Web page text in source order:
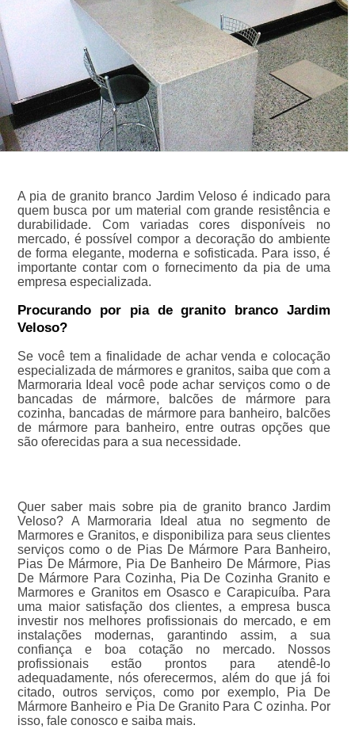
A pia de granito branco Jardim Veloso é indicado para
quem busca por um material com grande resistência e
durabilidade. Com variadas cores disponíveis no
mercado, é possível compor a decoração do ambiente
de forma elegante, moderna e sofisticada. Para isso, é
importante contar com o fornecimento da pia de uma
empresa especializada.
Procurando por pia de granito branco Jardim
Veloso?
Se você tem a finalidade de achar venda e colocação
especializada de mármores e granitos, saiba que com a
Marmoraria Ideal você pode achar serviços como o de
bancadas de mármore, balcões de mármore para
cozinha, bancadas de mármore para banheiro, balcões
de mármore para banheiro, entre outras opções que
são oferecidas para a sua necessidade.
Quer saber mais sobre pia de granito branco Jardim
Veloso? A Marmoraria Ideal atua no segmento de
Marmores e Granitos, e disponibiliza para seus clientes
serviços como o de Pias De Mármore Para Banheiro,
Pias De Mármore, Pia De Banheiro De Mármore, Pias
De Mármore Para Cozinha, Pia De Cozinha Granito e
Marmores e Granitos em Osasco e Carapicuíba. Para
uma maior satisfação dos clientes, a empresa busca
investir nos melhores profissionais do mercado, e em
instalações modernas, garantindo assim, a sua
confiança e boa cotação no mercado. Nossos
profissionais estão prontos para atendê-lo
adequadamente, nós oferecermos, além do que já foi
citado, outros serviços, como por exemplo, Pia De
Mármore Banheiro e Pia De Granito Para C ozinha. Por
isso, fale conosco e saiba mais.